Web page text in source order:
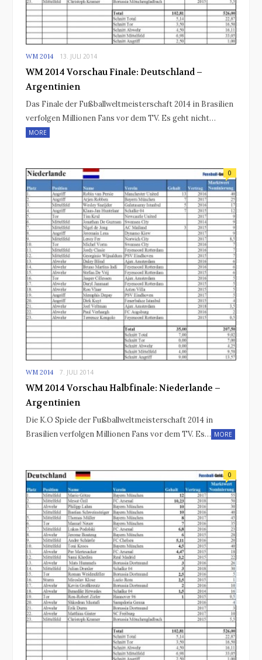
WM 2014 13. JULI 2014
WM 2014 Vorschau Finale: Deutschland –
Argentinien
Das Finale der Fußballweltmeisterschaft 2014 in Brasilien
verfolgen Millionen Fans vor dem TV. Es geht nicht…
MORE
WM 2014 7. JULI 2014
0
WM 2014 Vorschau Halbfinale: Niederlande –
Argentinien
Die K.O Spiele der Fußballweltmeisterschaft 2014 in
Brasilien verfolgen Millionen Fans vor dem TV. Es… MORE
0